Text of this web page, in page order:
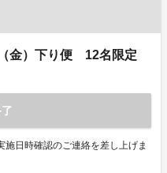
金）下り便 12名限定
日時確認のご連絡を差し上げま